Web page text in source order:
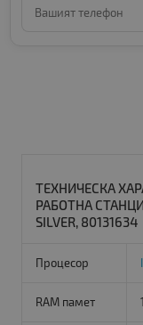
ТЕХНИЧЕСКА
РАБОТНА
SILVER, 80131634
Процесор
RAM памет